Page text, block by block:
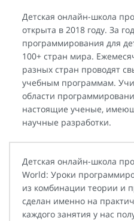
Детская онлайн-школа
открыта в 2018 году. За
программирования для
100+ стран мира.
разных стран проводят
учебным программам.
области
настоящие ученые,
научные разработки.
Детская онлайн-школа
World: Уроки
из комбинации теории и
сделан именно на
каждого занятия у нас